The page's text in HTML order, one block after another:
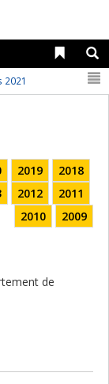
Liens
2021
2019
2018
2012
2011
2010
2009
de